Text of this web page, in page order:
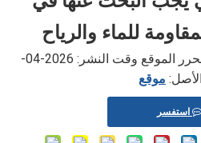
للماء والرياح
المؤلف: محرر الموقع وقت النشر: 2026-04-
موقع
استفسر